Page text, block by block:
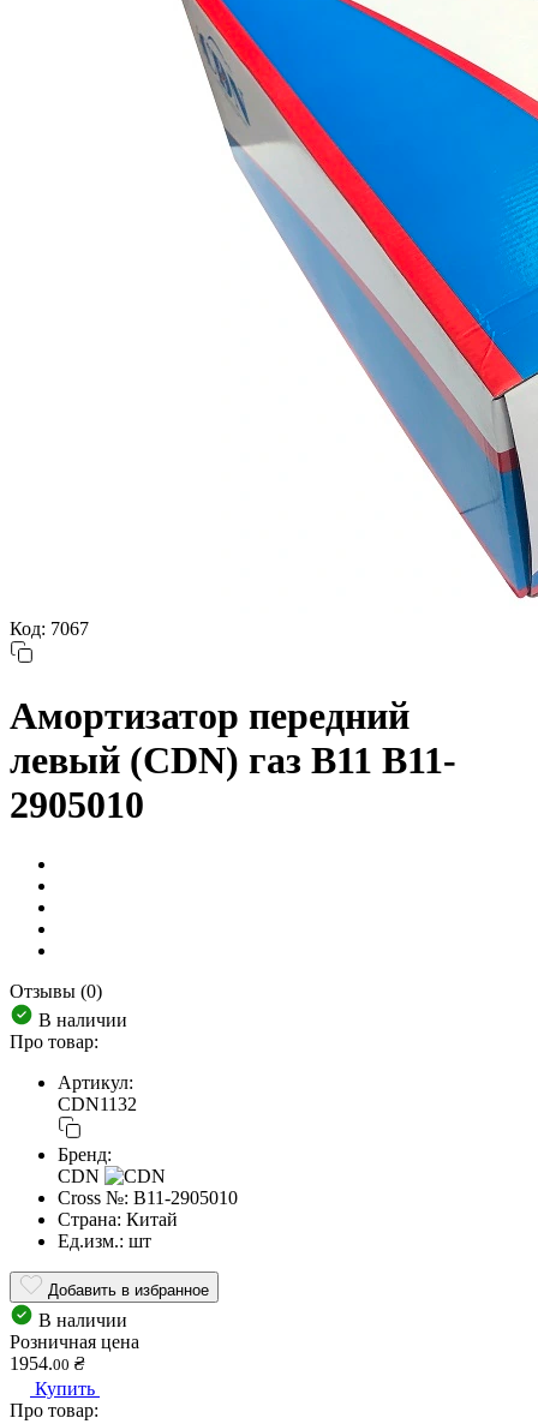
Код: 7067
Амортизатор передний
левый (CDN) газ B11 B11-
2905010
Отзывы (0)
В наличии
Про товар:
Артикул:
CDN1132
Бренд:
CDN
Cross №: B11-2905010
Страна: Китай
Ед.изм.: шт
Добавить в избранное
В наличии
Розничная цена
1954.00 ₴
Купить
Про товар: